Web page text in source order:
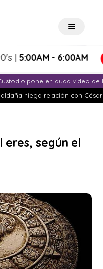
|5:00AM - 6:00AM
pone en duda video de
niega relación con
eres, según el